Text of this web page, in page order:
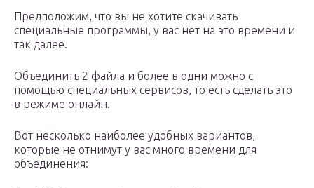
Предположим, что вы не хотите скачивать
специальные программы, у вас нет на это времени и
так далее.
Объединить 2 файла и более в одни можно с
помощью специальных сервисов, то есть сделать это
в режиме онлайн.
Вот несколько наиболее удобных вариантов,
которые не отнимут у вас много времени для
объединения: